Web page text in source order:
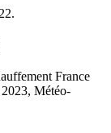
France
Météo-